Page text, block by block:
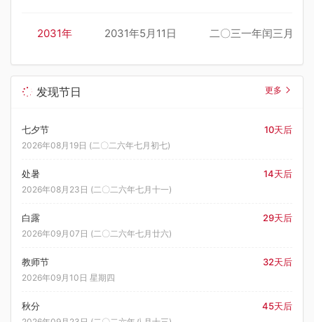
2031年 2031年5月11日 二〇三一年闰三月二十
发现节日 更多
七夕节 10天后
2026年08月19日 (二〇二六年七月初七)
处暑 14天后
2026年08月23日 (二〇二六年七月十一)
白露 29天后
2026年09月07日 (二〇二六年七月廿六)
教师节 32天后
2026年09月10日 星期四
秋分 45天后